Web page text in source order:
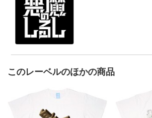
このレーベルのほかの商品